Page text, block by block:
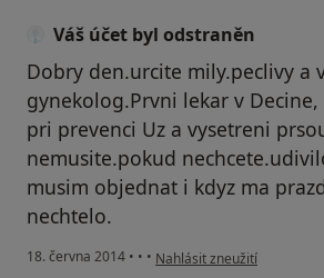
Váš účet byl odstraněn
Dobry den.urcite mily.peclivy a
gynekolog.Prvni lekar v
pri prevenci Uz a vysetreni
nemusite.pokud
musim objednat i kdyz ma
nechtelo.
18. června 2014 • • • podle názoru uživatele Váš
Nahlásit zneužití